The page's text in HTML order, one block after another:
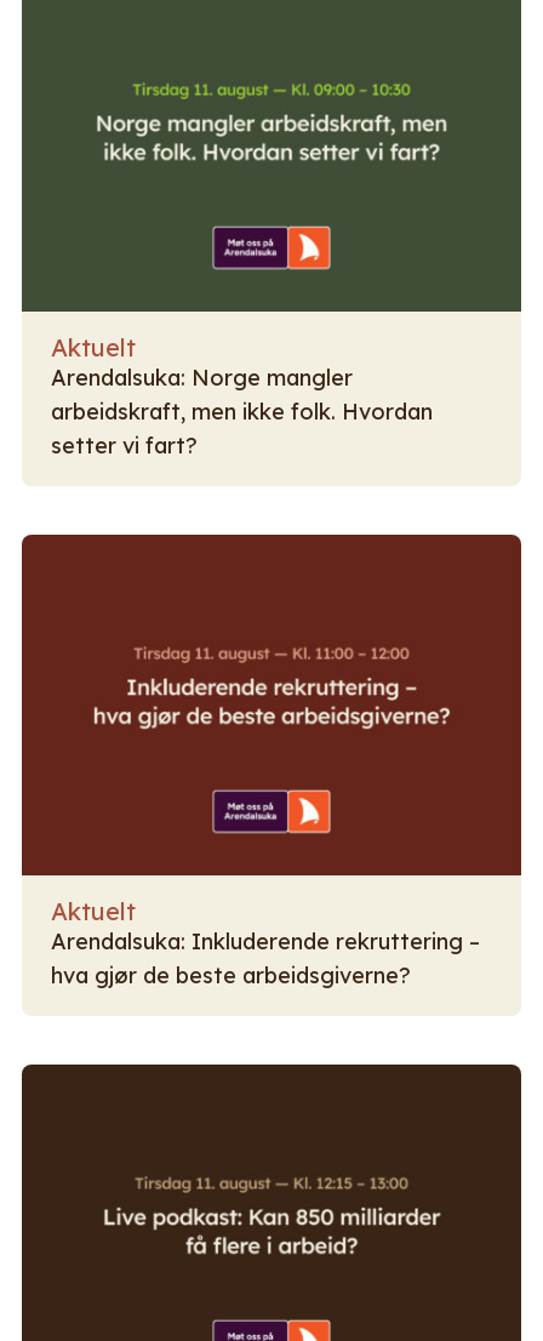
Aktuelt
Arendalsuka: Norge mangler
arbeidskraft, men ikke folk. Hvordan
setter vi fart?
Aktuelt
Arendalsuka: Inkluderende rekruttering –
hva gjør de beste arbeidsgiverne?